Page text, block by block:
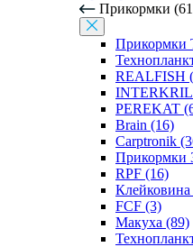
Прикормки
Прикормки
REALFISH
PEREKAT
Brain (16)
Carptronik
Прикормки
RPF (16)
Клейковина
FCF (3)
Макуха (89)